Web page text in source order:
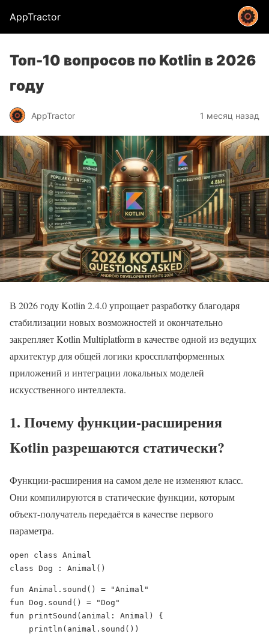
AppTractor
Топ-10 вопросов по Kotlin в 2026
году
AppTractor 1 месяц назад
В 2026 году Kotlin 2.4.0 упрощает разработку благодаря
стабилизации новых возможностей и окончательно
закрепляет Kotlin Multiplatform в качестве одной из ведущих
архитектур для общей логики кроссплатформенных
приложений и интеграции локальных моделей
искусственного интеллекта.
1. Почему функции-расширения
Kotlin разрешаются статически?
Функции-расширения на самом деле не изменяют класс.
Они компилируются в статические функции, которым
объект-получатель передаётся в качестве первого
параметра.
open class Animal
class Dog : Animal()
fun Animal.sound() = "Animal"
fun Dog.sound() = "Dog"
fun printSound(animal: Animal) {